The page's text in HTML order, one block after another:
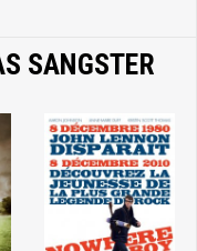
SANGSTER